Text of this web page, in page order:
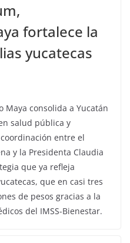
fortalece la
yucatecas
Maya consolida a Yucatán
salud pública y
entre el
y la Presidenta Claudia
que ya refleja
que en casi tres
de pesos gracias a la
del IMSS-Bienestar.